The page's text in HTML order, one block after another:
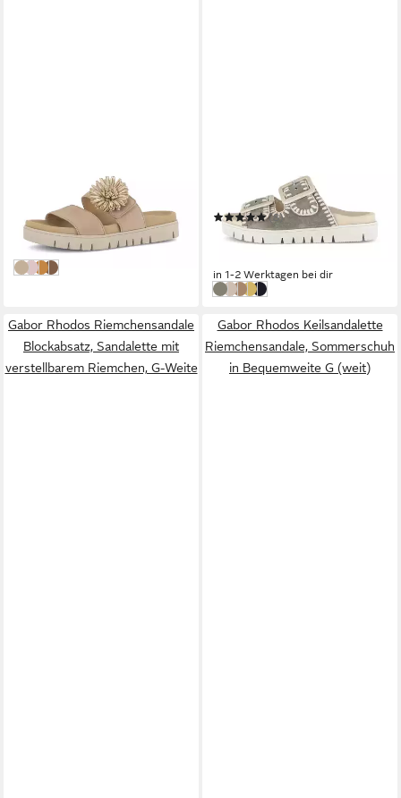
ab 64,80 € UVP99,95 €
-35%
in 1-2 Werktagen bei dir
sandrosédunkelorange
dunkelbraun
Pantolette
(8)
ab 68,95 € UVP 110,00 €
in 1-2 Werktagen bei dir
schilfCreme
braun
gelbschwarz (uni)
Gabor Rhodos Riemchensandale
Blockabsatz, Sandalette mit
verstellbarem Riemchen, G-Weite
Gabor Rhodos Keilsandalette
Riemchensandale, Sommerschuh
in Bequemweite G (weit)